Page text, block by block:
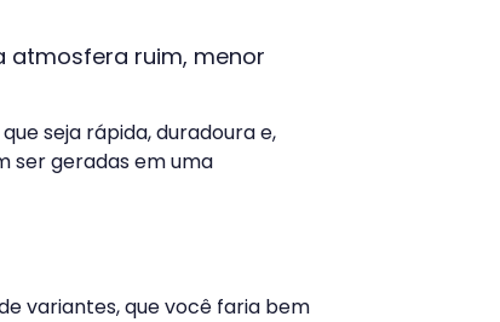
atmosfera ruim, menor
seja rápida, duradoura e,
ser geradas em uma
variantes, que você faria bem